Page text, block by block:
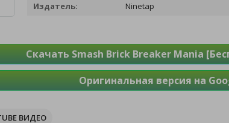
Издатель:
Ninetap
Скачать Smash Brick Breaker Mania
Оригинальная версия на
ВИДЕО